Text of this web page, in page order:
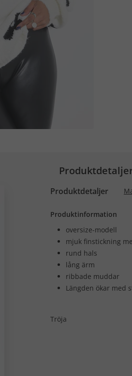
Produktdetaljer
Produktinformation
oversize-modell
mjuk finstickning
rund hals
lång ärm
ribbade muddar
Längden ökar med
Tröja